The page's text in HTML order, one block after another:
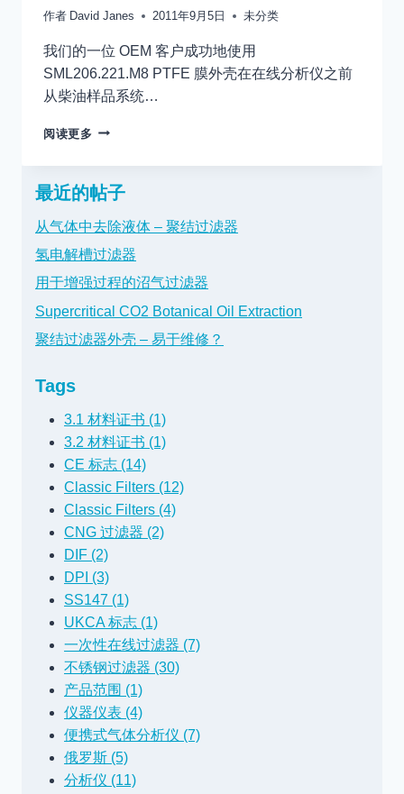
作者 David Janes 2011年9月5日 未分类
我们的一位 OEM 客户成功地使用
SML206.221.M8 PTFE 膜外壳在在线分析仪之前
从柴油样品系统…
阅读更多 用
膜
去
除
柴
油
样
品
中
的
最近的帖子
从气体中去除液体 – 聚结过滤器
氢电解槽过滤器
用于增强过程的沼气过滤器
Supercritical CO2 Botanical Oil Extraction
聚结过滤器外壳 – 易于维修？
Tags
3.1 材料证书 (1)
3.2 材料证书 (1)
CE 标志 (14)
Classic Filters (12)
Classic Filters (4)
CNG 过滤器 (2)
DIF (2)
DPI (3)
SS147 (1)
UKCA 标志 (1)
一次性在线过滤器 (7)
不锈钢过滤器 (30)
产品范围 (1)
仪器仪表 (4)
便携式气体分析仪 (7)
俄罗斯 (5)
分析仪 (11)